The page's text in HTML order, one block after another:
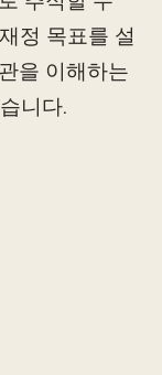
정 목표를 설
을 이해하는
니다.